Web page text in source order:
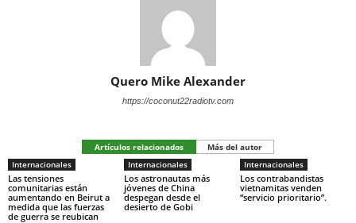
Quero Mike Alexander
https://coconut22radiotv.com
Artículos relacionados
Más del autor
Internacionales
Las tensiones
comunitarias están
aumentando en Beirut a
medida que las fuerzas
de guerra se reubican
Internacionales
Los astronautas más
jóvenes de China
despegan desde el
desierto de Gobi
Internacionales
Los contrabandistas
vietnamitas venden
“servicio prioritario”.